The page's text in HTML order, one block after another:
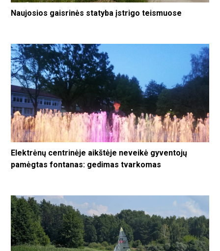
Naujosios gaisrinės statyba įstrigo teismuose
Elektrėnų centrinėje aikštėje neveikė gyventojų
pamėgtas fontanas: gedimas tvarkomas